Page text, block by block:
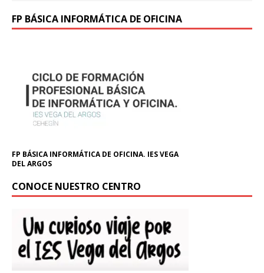
FP BÁSICA INFORMÁTICA DE OFICINA
FP BÁSICA INFORMÁTICA DE OFICINA. IES VEGA
DEL ARGOS
CONOCE NUESTRO CENTRO